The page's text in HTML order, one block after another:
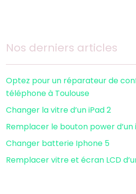
Nos derniers articles
Optez pour un réparateur de
téléphone à Toulouse
Changer la vitre d’un iPad 2
Remplacer le bouton power d’un
Changer batterie Iphone 5
Remplacer vitre et écran LCD